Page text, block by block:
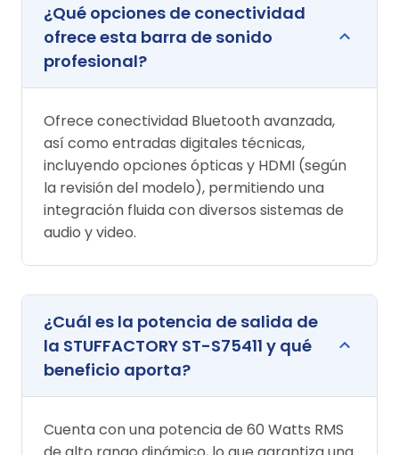
¿Qué opciones de conectividad
ofrece esta barra de sonido
profesional?
Ofrece conectividad Bluetooth avanzada,
así como entradas digitales técnicas,
incluyendo opciones ópticas y HDMI (según
la revisión del modelo), permitiendo una
integración fluida con diversos sistemas de
audio y video.
¿Cuál es la potencia de salida de
la STUFFACTORY ST-S75411 y qué
beneficio aporta?
Cuenta con una potencia de 60 Watts RMS